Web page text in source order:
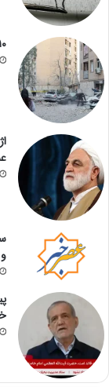
۱۰ تصویر از خسارت